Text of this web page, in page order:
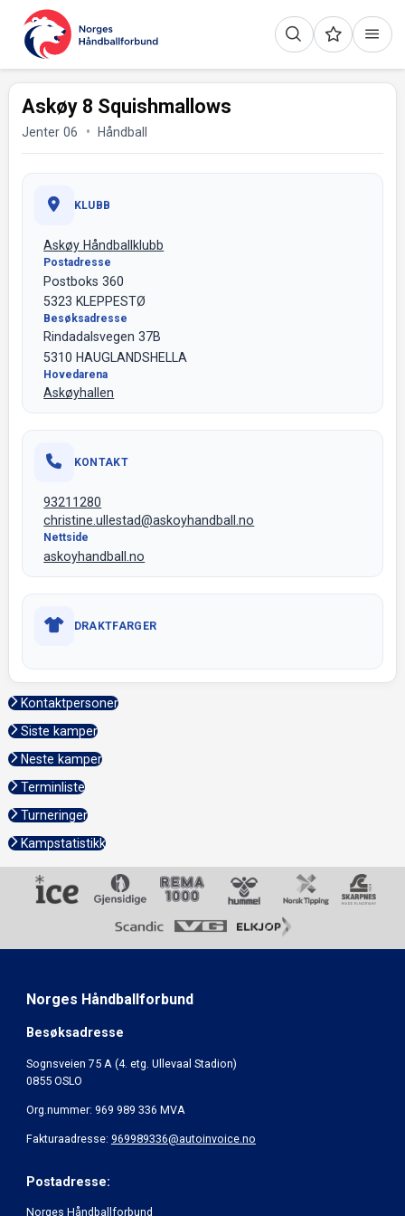
Askøy 8 Squishmallows
Jenter 06 Håndball
KLUBB
Askøy Håndballklubb
Postadresse
Postboks 360
5323 KLEPPESTØ
Besøksadresse
Rindadalsvegen 37B
5310 HAUGLANDSHELLA
Hovedarena
Askøyhallen
KONTAKT
93211280
christine.ullestad@askoyhandball.no
Nettside
askoyhandball.no
DRAKTFARGER
Kontaktpersoner
Siste kamper
Neste kamper
Terminliste
Turneringer
Kampstatistikk
Norges Håndballforbund
Besøksadresse
Sognsveien 75 A (4. etg. Ullevaal Stadion)
0855 OSLO
Org.nummer: 969 989 336 MVA
Fakturaadresse: 969989336@autoinvoice.no
Postadresse:
Norges Håndballforbund